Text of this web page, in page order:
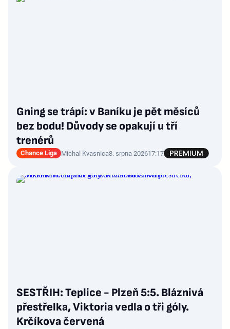
Gning se trápí: v Baníku je pět měsíců
bez bodu! Důvody se opakují u tří
trenérů
Chance Liga Michal Kvasnica8. srpna 202617:17
SESTŘIH: Teplice - Plzeň 5:5. Bláznivá
přestřelka, Viktoria vedla o tři góly.
Krčíkova červená